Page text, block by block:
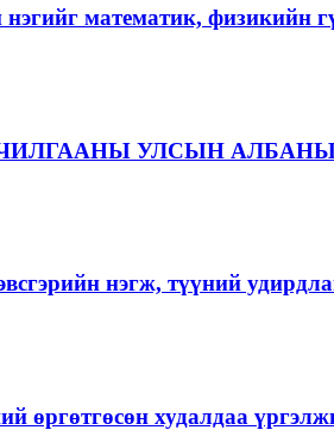
математик, физикийн
УЛСЫН
нэгж, түүний
өргөтгөсөн худалдаа